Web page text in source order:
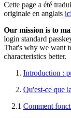
Cette page a été
originale en anglais ici
Our mission is to
login standard
That's why we want
characteristics better.
Introduction :
Qu'est-ce que
2.1 Comment